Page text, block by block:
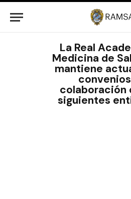
La Real
Medicina de
mantiene
colaboración
siguientes